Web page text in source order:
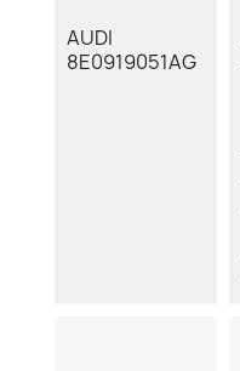
AUDI
8E0919051AG